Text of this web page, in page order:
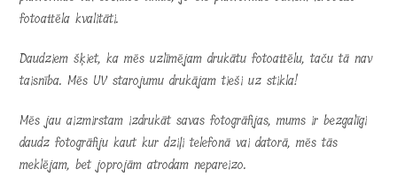
fotoattēla kvalitāti.
Daudziem šķiet, ka mēs uzlīmējam drukātu fotoattēlu, taču tā nav
taisnība. Mēs UV starojumu drukājam tieši uz stikla!
Mēs jau aizmirstam izdrukāt savas fotogrāfijas, mums ir bezgalīgi
daudz fotogrāfiju kaut kur dziļi telefonā vai datorā, mēs tās
meklējam, bet joprojām atrodam nepareizo.